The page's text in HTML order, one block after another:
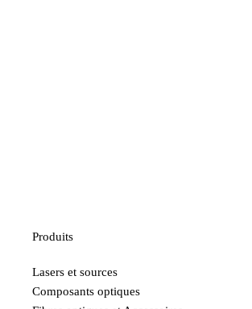
Produits
Lasers et sources
Composants optiques